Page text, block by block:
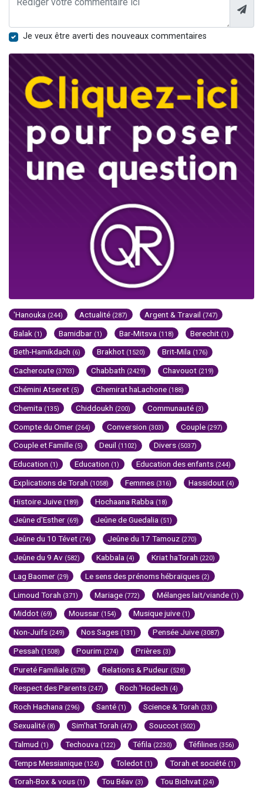
Je veux être averti des nouveaux commentaires
'Hanouka (244) Actualité (287) Argent & Travail (747)
Balak (1) Bamidbar (1) Bar-Mitsva (118) Berechit (1)
Beth-Hamikdach (6) Brakhot (1520) Brit-Mila (176)
Cacheroute (3703) Chabbath (2429) Chavouot (219)
Chémini Atseret (5) Chemirat haLachone (188)
Chemita (135) Chiddoukh (200) Communauté (3)
Compte du Omer (264) Conversion (303) Couple (297)
Couple et Famille (5) Deuil (1102) Divers (5037)
Education (1) Education (1) Education des enfants (244)
Explications de Torah (1058) Femmes (316) Hassidout (4)
Histoire Juive (189) Hochaana Rabba (18)
Jeûne d'Esther (69) Jeûne de Guedalia (51)
Jeûne du 10 Tévet (74) Jeûne du 17 Tamouz (270)
Jeûne du 9 Av (582) Kabbala (4) Kriat haTorah (220)
Lag Baomer (29) Le sens des prénoms hébraïques (2)
Limoud Torah (371) Mariage (772) Mélanges lait/viande (1)
Middot (69) Moussar (154) Musique juive (1)
Non-Juifs (249) Nos Sages (131) Pensée Juive (3087)
Pessah (1508) Pourim (274) Prières (3)
Pureté Familiale (578) Relations & Pudeur (528)
Respect des Parents (247) Roch 'Hodech (4)
Roch Hachana (296) Santé (1) Science & Torah (33)
Sexualité (8) Sim'hat Torah (47) Souccot (502)
Talmud (1) Techouva (122) Téfila (2230) Téfilines (356)
Temps Messianique (124) Toledot (1) Torah et société (1)
Torah-Box & vous (1) Tou Béav (3) Tou Bichvat (24)